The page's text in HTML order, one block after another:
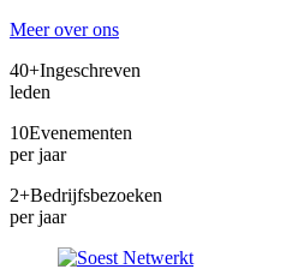
Meer over ons
40+Ingeschreven
leden
10Evenementen
per jaar
2+Bedrijfsbezoeken
per jaar